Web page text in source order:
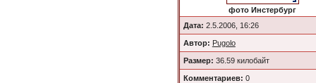
фото Инстербург
Дата: 2.5.2006, 16:26
Автор: Pugolo
Размер: 36.59 килобайт
Комментариев: 0